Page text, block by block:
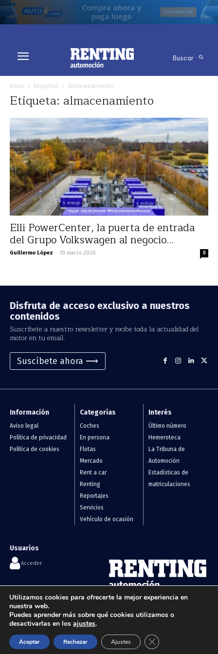
Buscar
Inicio Etiquetas Almacenamiento
Etiqueta: almacenamiento
Elli PowerCenter, la puerta de entrada
del Grupo Volkswagen al negocio...
Guillermo López - 10 marzo 2026 0
Disfruta de acceso exclusivo a nuestros
contenidos
Suscríbete a nuestro newsletter y recibe toda la actualidad del
motor en tu email.
Suscíbete ahora ⟶
Información
Aviso legal
Política de privacidad
Política de cookies
Categorías
Coches
En persona
Flotas
Mercado
Rent a car
Renting
Reportajes
Servicios
Vehículo de ocasión
Interés
Último número
Hemeroteca
La Tribuna de
Automoción
Estadísticas de
matriculaciones
Usuarios
Acceder
info@renting-automocion.com
Flotas, renting y vehículos de
Utilizamos cookies para ofrecerte la mejor experiencia en
nuestra web.
Puedes aprender más sobre qué cookies utilizamos o
desactivarlas en los ajustes.
Aceptar Rechazar Ajustes Cerrar el banner de